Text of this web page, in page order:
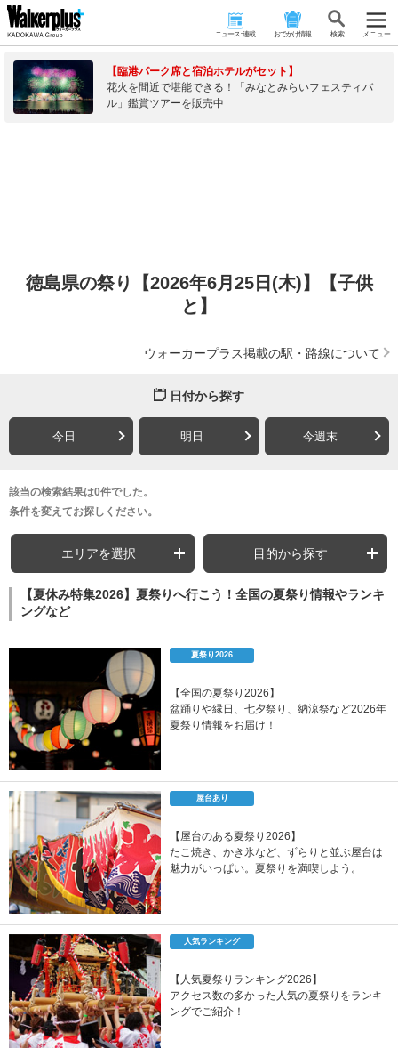
ニュース･連載 おでかけ情報 検 索 メニュー
【臨港パーク席と宿泊ホテルがセット】
花火を間近で堪能できる！「みなとみらいフェスティバ
ル」鑑賞ツアーを販売中
徳島県の祭り【2026年6月25日(木)】【子供
と】
ウォーカープラス掲載の駅・路線について
日付から探す
今日 明日 今週末
該当の検索結果は0件でした。
条件を変えてお探しください。
エリアを選択 目的から探す
【夏休み特集2026】夏祭りへ行こう！全国の夏祭り情報やランキ
ングなど
夏祭り2026
【全国の夏祭り2026】
盆踊りや縁日、七夕祭り、納涼祭など2026年
夏祭り情報をお届け！
屋台あり
【屋台のある夏祭り2026】
たこ焼き、かき氷など、ずらりと並ぶ屋台は
魅力がいっぱい。夏祭りを満喫しよう。
人気ランキング
【人気夏祭りランキング2026】
アクセス数の多かった人気の夏祭りをランキ
ングでご紹介！